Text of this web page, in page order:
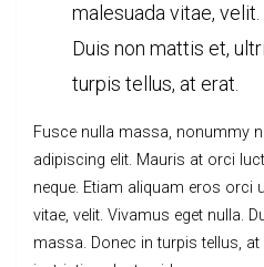
malesuada vitae,
Duis non mattis et,
turpis tellus, at erat.
Fusce nulla massa, nonummy
adipiscing elit. Mauris at orci
neque. Etiam aliquam eros orci
vitae, velit. Vivamus eget nulla.
massa. Donec in turpis tellus,